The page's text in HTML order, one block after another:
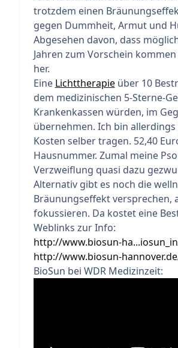
trotzdem einen
gegen Dummheit, Armut und
Abgesehen davon, dass
Jahren zum Vorschein
her.
Eine Lichttherapieüber 10
dem medizinischen 5-Sterne-
Krankenkassen würden, im
übernehmen. Ich bin
Kosten selber tragen. 52,40
Hausnummer. Zumal meine
Verzweiflung quasi dazu
Alternativ gibt es noch die
Bräunungseffekt versprechen,
fokussieren. Da kostet eine
Weblinks zur Info:
http://www.biosun-
http://www.biosun-
BioSun bei WDR Medizinzeit: